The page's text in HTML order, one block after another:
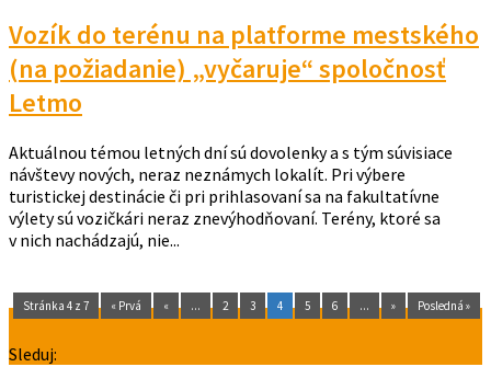
Vozík do terénu na platforme mestského
(na požiadanie) „vyčaruje“ spoločnosť
Letmo
Aktuálnou témou letných dní sú dovolenky a s tým súvisiace
návštevy nových, neraz neznámych lokalít. Pri výbere
turistickej destinácie či pri prihlasovaní sa na fakultatívne
výlety sú vozičkári neraz znevýhodňovaní. Terény, ktoré sa
v nich nachádzajú, nie...
Stránka 4 z 7 « Prvá « ... 2 3 4 5 6 ... » Posledná »
Sleduj: